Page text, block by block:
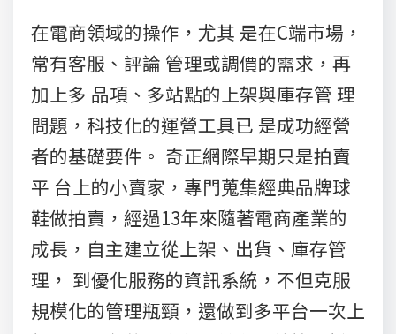
在電商領域的操作，尤其 是在C端市場，
常有客服、評論 管理或調價的需求，再
加上多 品項、多站點的上架與庫存管 理
問題，科技化的運營工具已 是成功經營
者的基礎要件。 奇正網際早期只是拍賣
平 台上的小賣家，專門蒐集經典品牌球
鞋做拍賣，經過13年來隨著電商產業的
成長，自主建立從上架、出貨、庫存管
理， 到優化服務的資訊系統，不但克服
規模化的管理瓶頸，還做到多平台一次上